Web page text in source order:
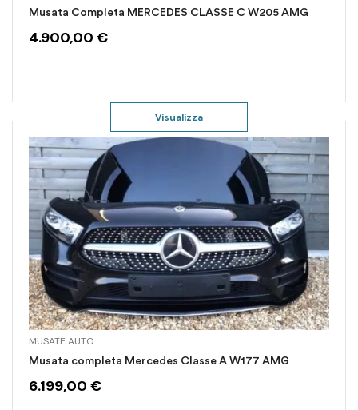
Musata Completa MERCEDES CLASSE C W205 AMG
4.900,00 €
Visualizza
MUSATE AUTO
Musata completa Mercedes Classe A W177 AMG
6.199,00 €